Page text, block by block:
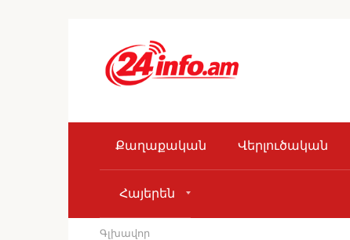
Քաղաքական Վերլուծական
Հայերեն
Գլխավոր